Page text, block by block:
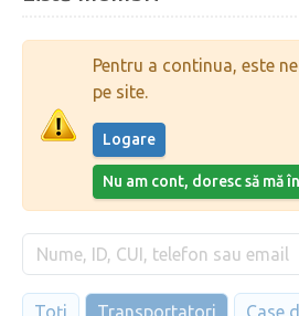
Pentru a continua, este
pe site.
Logare
Nu am cont, doresc să mă
Toți Transportatori Case